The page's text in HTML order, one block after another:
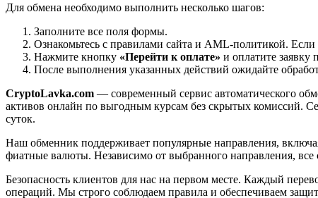
Для обмена необходимо выполнить несколько шагов:
Заполните все поля формы.
Ознакомьтесь с правилами сайта и AML-политикой.
Нажмите кнопку «Перейти к оплате» и оплатите заявку
После выполнения указанных действий ожидайте
CryptoLavka.com — современный сервис автоматического
активов онлайн по выгодным курсам без скрытых комиссий.
суток.
Наш обменник поддерживает популярные направления,
фиатные валюты. Независимо от выбранного направления, все
Безопасность клиентов для нас на первом месте. Каждый
операций. Мы строго соблюдаем правила и обеспечиваем